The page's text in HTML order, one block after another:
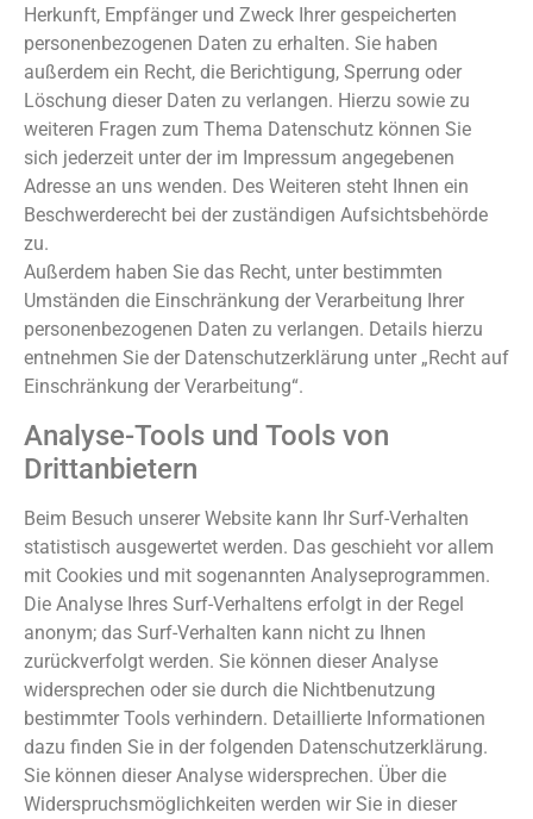
Herkunft, Empfänger und Zweck Ihrer gespeicherten
personenbezogenen Daten zu erhalten. Sie haben
außerdem ein Recht, die Berichtigung, Sperrung oder
Löschung dieser Daten zu verlangen. Hierzu sowie zu
weiteren Fragen zum Thema Datenschutz können Sie
sich jederzeit unter der im Impressum angegebenen
Adresse an uns wenden. Des Weiteren steht Ihnen ein
Beschwerderecht bei der zuständigen Aufsichtsbehörde
zu.
Außerdem haben Sie das Recht, unter bestimmten
Umständen die Einschränkung der Verarbeitung Ihrer
personenbezogenen Daten zu verlangen. Details hierzu
entnehmen Sie der Datenschutzerklärung unter „Recht auf
Einschränkung der Verarbeitung“.
Analyse-Tools und Tools von
Drittanbietern
Beim Besuch unserer Website kann Ihr Surf-Verhalten
statistisch ausgewertet werden. Das geschieht vor allem
mit Cookies und mit sogenannten Analyseprogrammen.
Die Analyse Ihres Surf-Verhaltens erfolgt in der Regel
anonym; das Surf-Verhalten kann nicht zu Ihnen
zurückverfolgt werden. Sie können dieser Analyse
widersprechen oder sie durch die Nichtbenutzung
bestimmter Tools verhindern. Detaillierte Informationen
dazu finden Sie in der folgenden Datenschutzerklärung.
Sie können dieser Analyse widersprechen. Über die
Widerspruchsmöglichkeiten werden wir Sie in dieser